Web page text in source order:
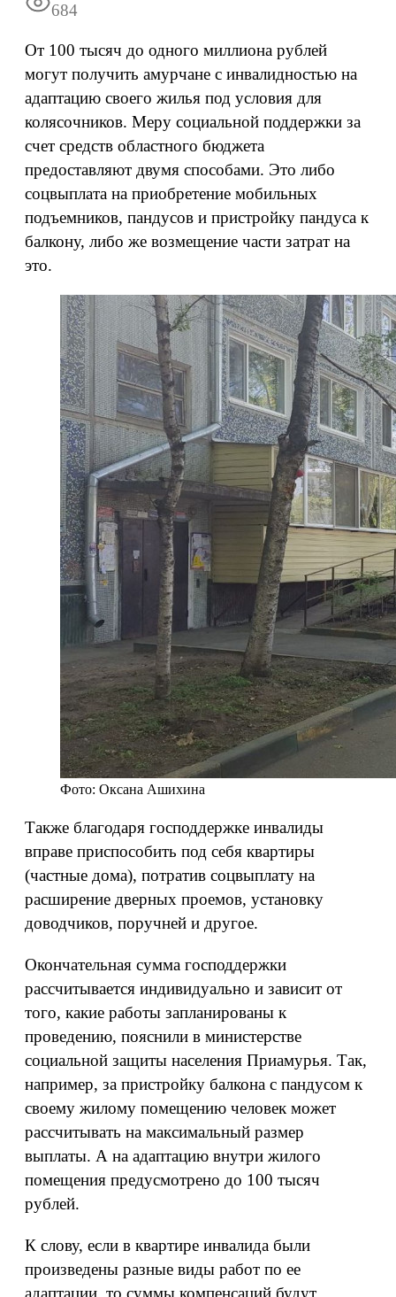
684
От 100 тысяч до одного миллиона рублей
могут получить амурчане с инвалидностью на
адаптацию своего жилья под условия для
колясочников. Меру социальной поддержки за
счет средств областного бюджета
предоставляют двумя способами. Это либо
соцвыплата на приобретение мобильных
подъемников, пандусов и пристройку пандуса к
балкону, либо же возмещение части затрат на
это.
Фото: Оксана Ашихина
Также благодаря господдержке инвалиды
вправе приспособить под себя квартиры
(частные дома), потратив соцвыплату на
расширение дверных проемов, установку
доводчиков, поручней и другое.
Окончательная сумма господдержки
рассчитывается индивидуально и зависит от
того, какие работы запланированы к
проведению, пояснили в министерстве
социальной защиты населения Приамурья. Так,
например, за пристройку балкона с пандусом к
своему жилому помещению человек может
рассчитывать на максимальный размер
выплаты. А на адаптацию внутри жилого
помещения предусмотрено до 100 тысяч
рублей.
К слову, если в квартире инвалида были
произведены разные виды работ по ее
адаптации, то суммы компенсаций будут